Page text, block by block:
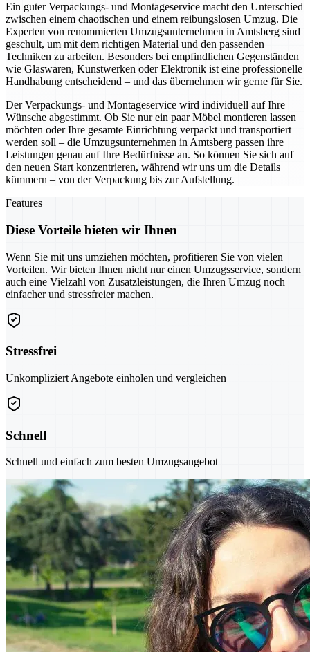
Ein guter Verpackungs- und Montageservice macht den Unterschied
zwischen einem chaotischen und einem reibungslosen Umzug. Die
Experten von renommierten Umzugsunternehmen in Amtsberg sind
geschult, um mit dem richtigen Material und den passenden
Techniken zu arbeiten. Besonders bei empfindlichen Gegenständen
wie Glaswaren, Kunstwerken oder Elektronik ist eine professionelle
Handhabung entscheidend – und das übernehmen wir gerne für Sie.
Der Verpackungs- und Montageservice wird individuell auf Ihre
Wünsche abgestimmt. Ob Sie nur ein paar Möbel montieren lassen
möchten oder Ihre gesamte Einrichtung verpackt und transportiert
werden soll – die Umzugsunternehmen in Amtsberg passen ihre
Leistungen genau auf Ihre Bedürfnisse an. So können Sie sich auf
den neuen Start konzentrieren, während wir uns um die Details
kümmern – von der Verpackung bis zur Aufstellung.
Features
Diese Vorteile bieten wir Ihnen
Wenn Sie mit uns umziehen möchten, profitieren Sie von vielen
Vorteilen. Wir bieten Ihnen nicht nur einen Umzugsservice, sondern
auch eine Vielzahl von Zusatzleistungen, die Ihren Umzug noch
einfacher und stressfreier machen.
Stressfrei
Unkompliziert Angebote einholen und vergleichen
Schnell
Schnell und einfach zum besten Umzugsangebot